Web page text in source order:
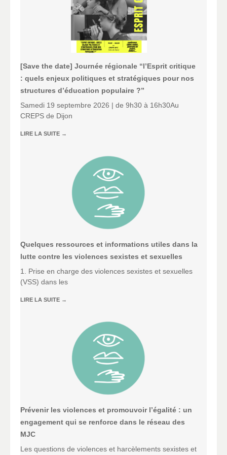
[Save the date] Journée régionale “l’Esprit critique
: quels enjeux politiques et stratégiques pour nos
structures d’éducation populaire ?”
Samedi 19 septembre 2026 | de 9h30 à 16h30Au
CREPS de Dijon
LIRE LA SUITE →
Quelques ressources et informations utiles dans la
lutte contre les violences sexistes et sexuelles
1. Prise en charge des violences sexistes et sexuelles
(VSS) dans les
LIRE LA SUITE →
Prévenir les violences et promouvoir l’égalité : un
engagement qui se renforce dans le réseau des
MJC
Les questions de violences et harcèlements sexistes et